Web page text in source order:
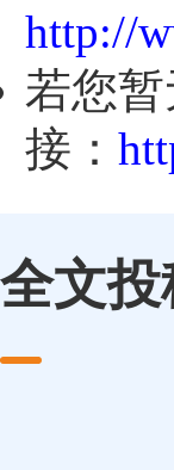
http://
若您
接：
全文